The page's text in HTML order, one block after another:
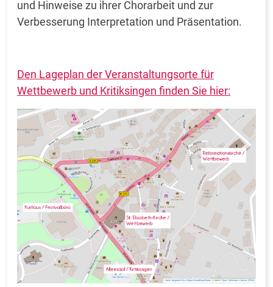
und Hinweise zu ihrer Chorarbeit und zur
Verbesserung Interpretation und Präsentation.
Den Lageplan der Veranstaltungsorte für
Wettbewerb und Kritiksingen finden Sie hier: